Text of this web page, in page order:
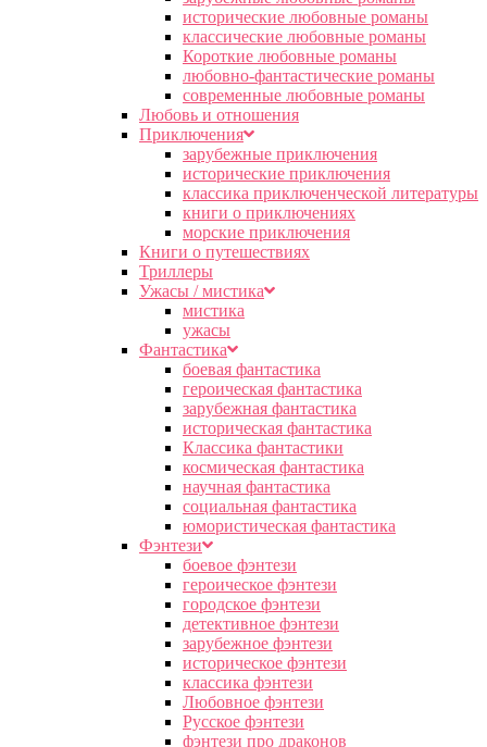
исторические любовные романы
классические любовные романы
Короткие любовные романы
любовно-фантастические романы
современные любовные романы
Любовь и отношения
Приключения
зарубежные приключения
исторические приключения
классика приключенческой литературы
книги о приключениях
морские приключения
Книги о путешествиях
Триллеры
Ужасы / мистика
мистика
ужасы
Фантастика
боевая фантастика
героическая фантастика
зарубежная фантастика
историческая фантастика
Классика фантастики
космическая фантастика
научная фантастика
социальная фантастика
юмористическая фантастика
Фэнтези
боевое фэнтези
героическое фэнтези
городское фэнтези
детективное фэнтези
зарубежное фэнтези
историческое фэнтези
классика фэнтези
Любовное фэнтези
Русское фэнтези
фэнтези про драконов